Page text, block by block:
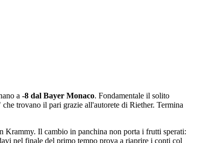
a -8 dal Bayer Monaco. Fondamentale il solito
trovano il pari grazie all'autorete di Riether. Termina
Krammy. Il cambio in panchina non porta i frutti sperati:
nel finale del primo tempo prova a riaprire i conti col